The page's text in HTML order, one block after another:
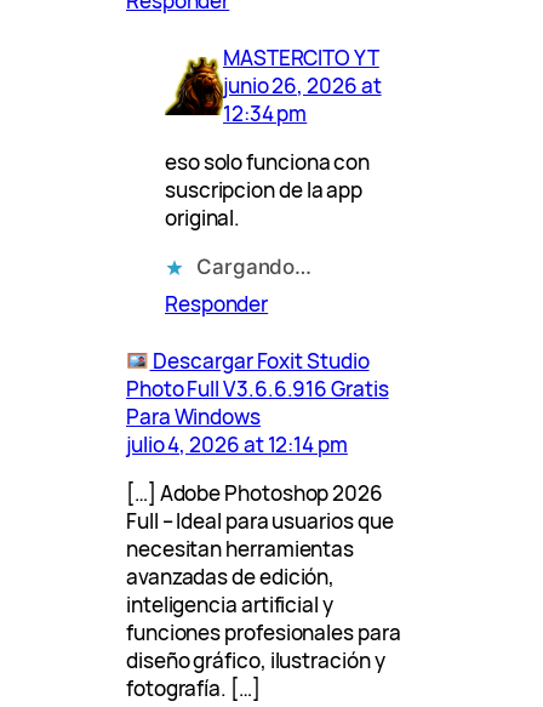
MASTERCITO YT
junio 26, 2026 at
12:34 pm
eso solo funciona con
suscripcion de la app
original.
Cargando…
Responder
Descargar Foxit Studio
Photo Full V3.6.6.916 Gratis
Para Windows
julio 4, 2026 at 12:14 pm
[…] Adobe Photoshop 2026
Full – Ideal para usuarios que
necesitan herramientas
avanzadas de edición,
inteligencia artificial y
funciones profesionales para
diseño gráfico, ilustración y
fotografía. […]